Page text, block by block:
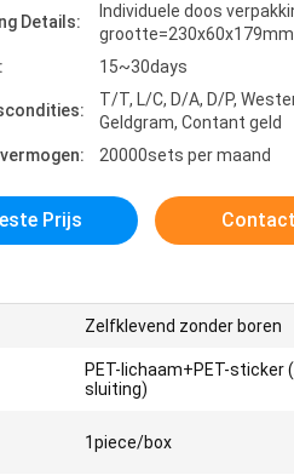
Details:
Individuele doos
grootte=230x60x179mm
15~30days
T/T, L/C, D/A, D/P,
Geldgram, Contant geld
20000sets per maand
Prijs Contact
Zelfklevend zonder boren
PET-lichaam+PET-sticker
sluiting)
1piece/box